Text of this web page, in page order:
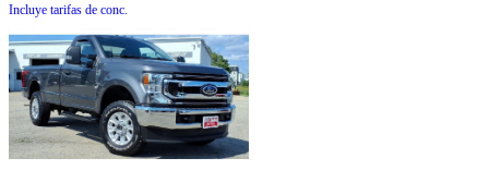
Incluye tarifas de conc.